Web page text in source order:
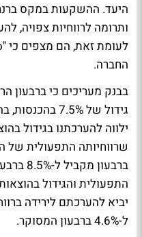
היעד. ההשקעות במקס
החברה.
גידול של
ילווה להערכתנו בגידול
ברבעון
התפעולית והגידול
ל-4.6% ברבעון המסוקר.